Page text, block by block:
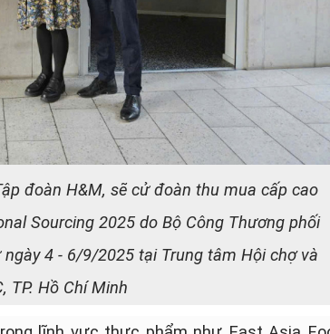
đoàn H&M, sẽ cử đoàn thu mua cấp cao
Sourcing 2025 do Bộ Công Thương phối
4 - 6/9/2025 tại Trung tâm Hội chợ và
TP. Hồ Chí Minh